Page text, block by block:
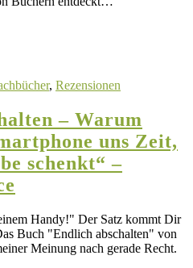
, Rezensionen
– Warum
uns Zeit,
schenkt“ –
Handy!" Der Satz kommt Dir
Buch "Endlich abschalten" von
Meinung nach gerade Recht.